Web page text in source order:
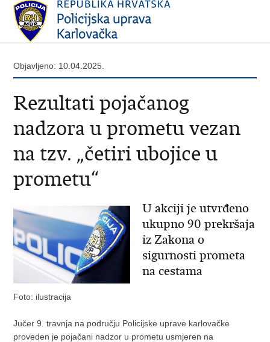
Objavljeno: 10.04.2025.
Rezultati pojačanog
nadzora u prometu vezan
na tzv. „četiri ubojice u
prometu“
U akciji je utvrđeno
ukupno 90 prekršaja
iz Zakona o
sigurnosti prometa
na cestama
Foto: ilustracija
Jučer 9. travnja na području Policijske uprave karlovačke
proveden je pojačani nadzor u prometu usmjeren na